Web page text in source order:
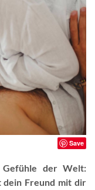
Save
der Welt:
dein Freund mit dir